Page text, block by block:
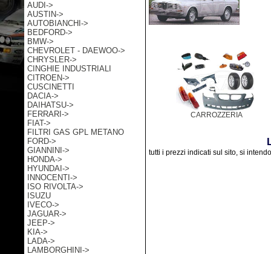
AUDI->
AUSTIN->
AUTOBIANCHI->
BEDFORD->
BMW->
CHEVROLET - DAEWOO->
CHRYSLER->
CINGHIE INDUSTRIALI
CITROEN->
CUSCINETTI
DACIA->
DAIHATSU->
FERRARI->
FIAT->
FILTRI GAS GPL METANO
FORD->
GIANNINI->
HONDA->
HYUNDAI->
INNOCENTI->
ISO RIVOLTA->
ISUZU
IVECO->
JAGUAR->
JEEP->
KIA->
LADA->
LAMBORGHINI->
CARROZZERIA
tutti i prezzi indicati sul sito, si